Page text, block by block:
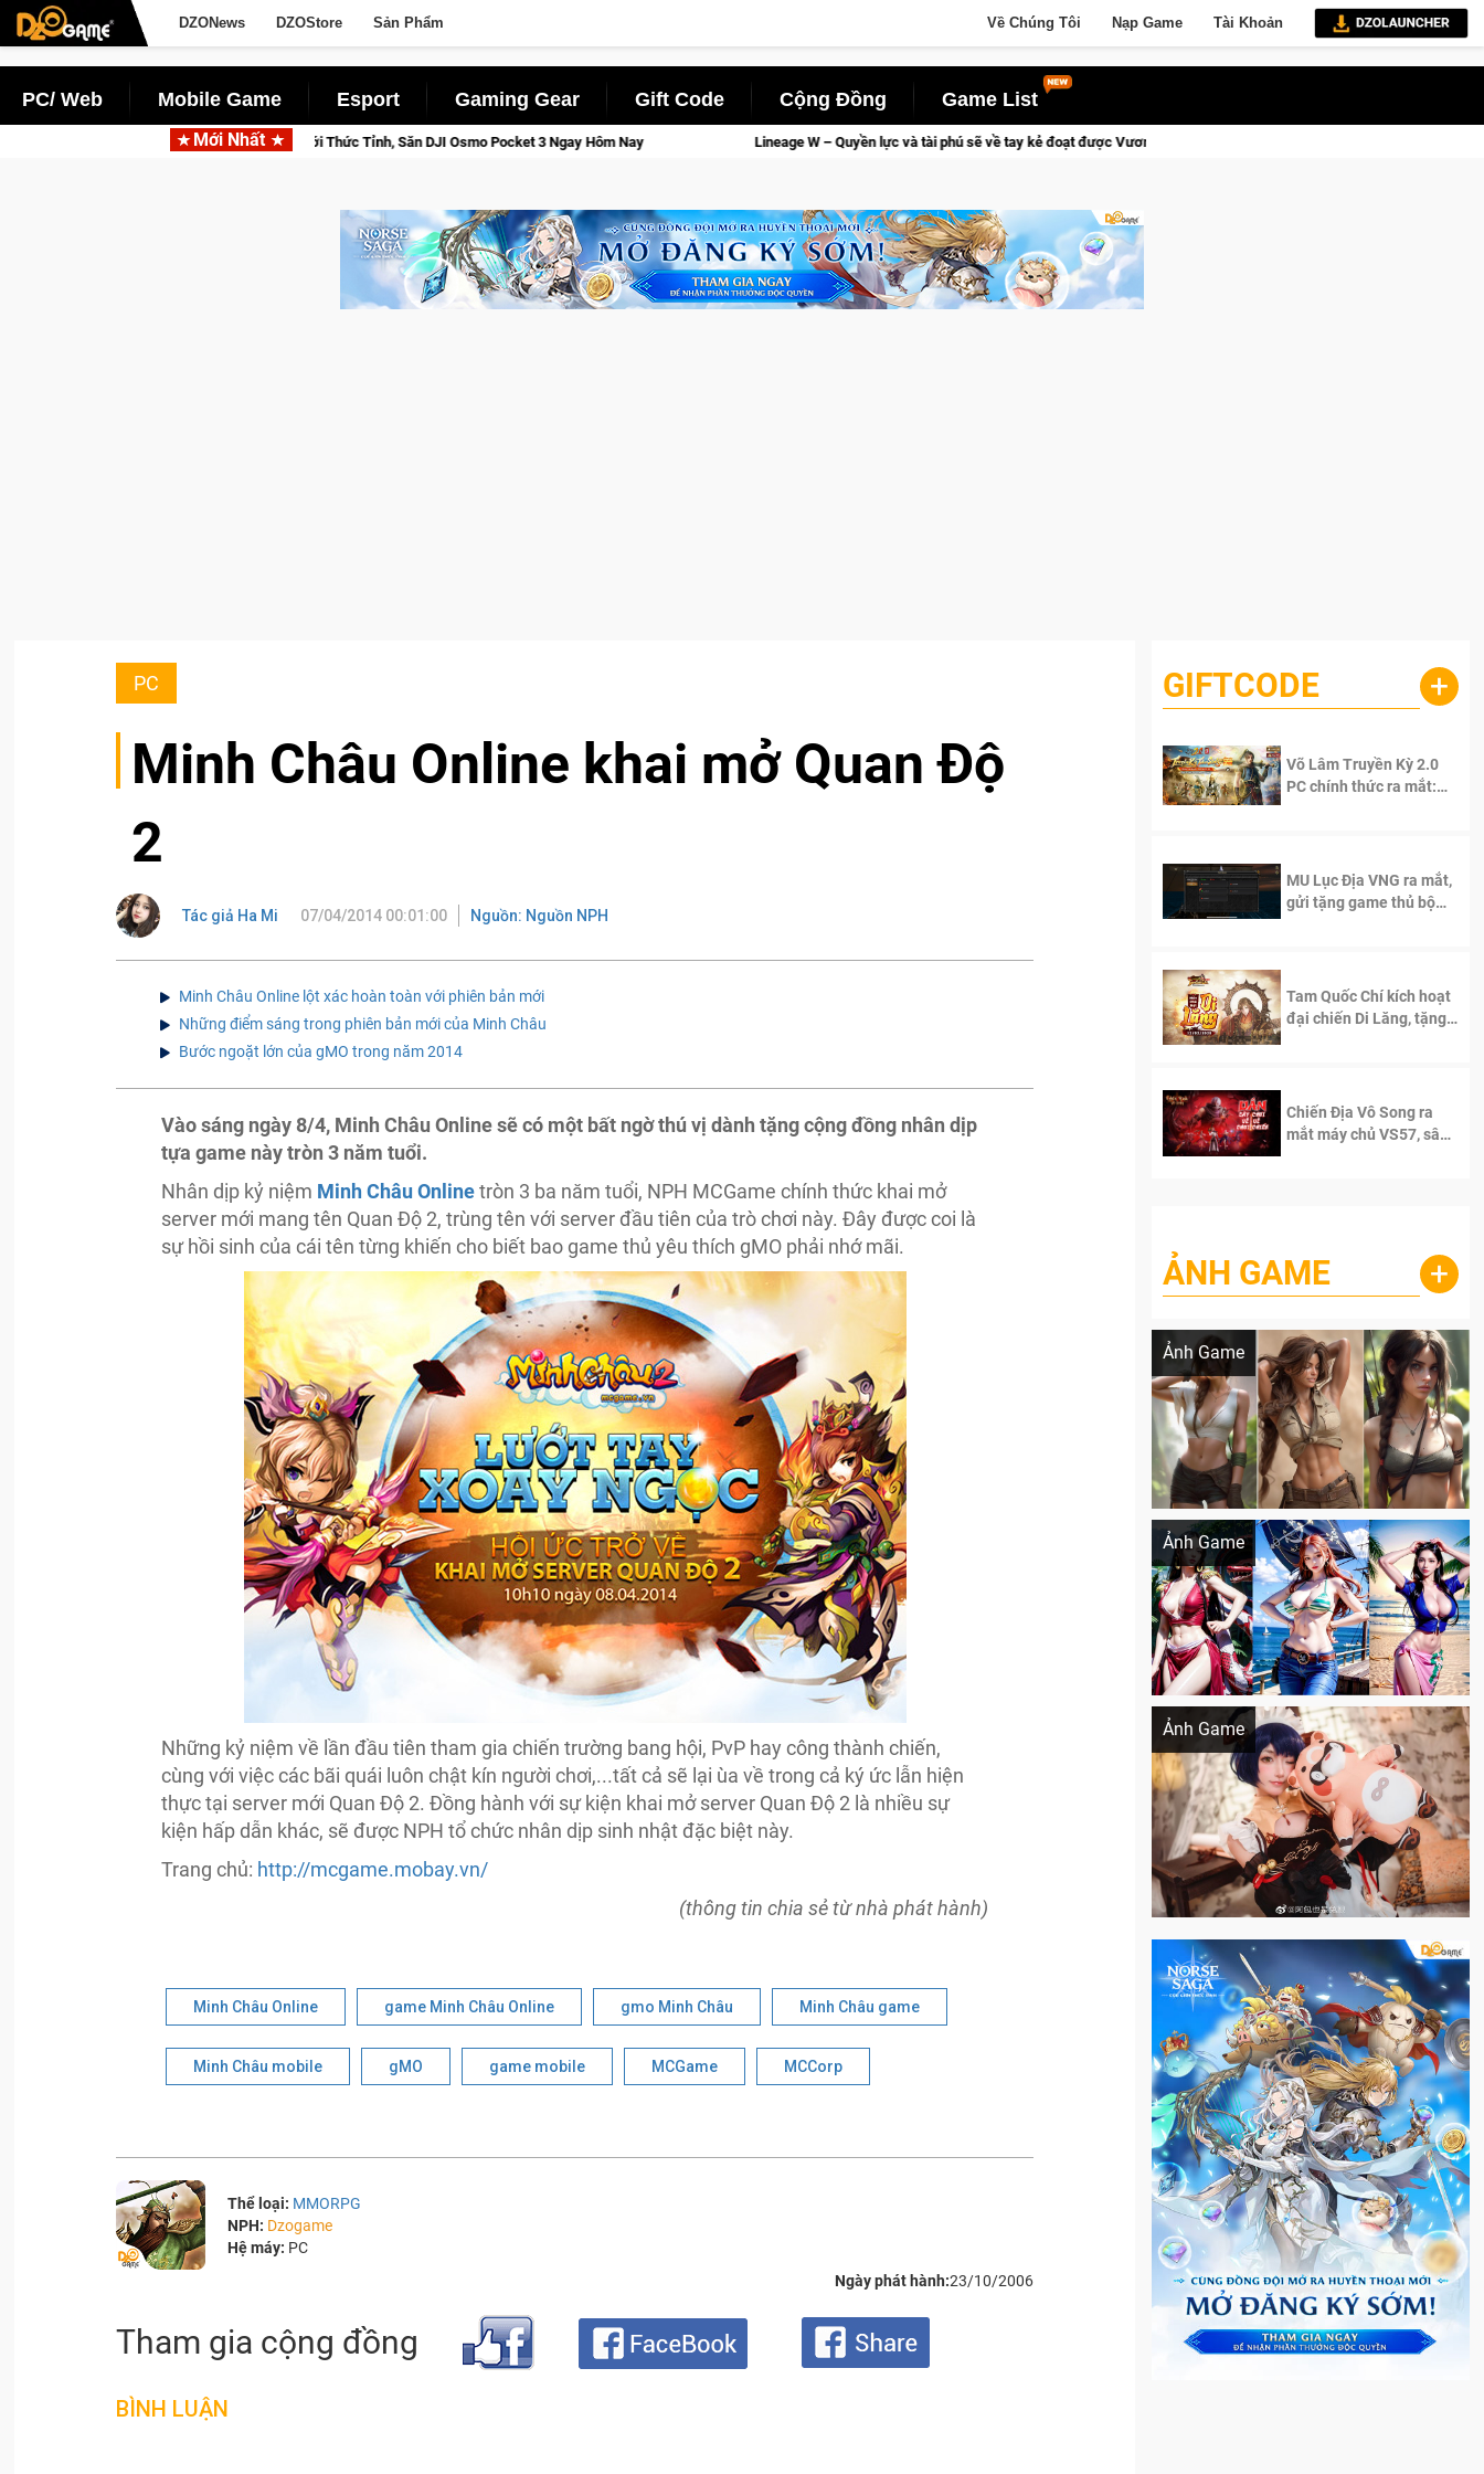
DZONews DZOStore Sản Phẩm Về Chúng Tôi Nạp Game Tài Khoản
PC/ Web Mobile Game Esport Gaming Gear Gift Code Cộng Đồng Game List
Mới Nhất
Saga: Cửu Giới Thức Tỉnh, Săn DJI Osmo Pocket 3 Ngay Hôm Nay Lineage W – Quyền lực và tài phú sẽ về tay kẻ đoạt được Vương Quyền thành Kent sắp tới!
PC
Minh Châu Online khai mở Quan Độ
2
Tác giả Ha Mi 07/04/2014 00:01:00 Nguồn: Nguồn NPH
Minh Châu Online lột xác hoàn toàn với phiên bản mới
Những điểm sáng trong phiên bản mới của Minh Châu
Bước ngoặt lớn của gMO trong năm 2014
Vào sáng ngày 8/4, Minh Châu Online sẽ có một bất ngờ thú vị dành tặng cộng đồng nhân dịp
tựa game này tròn 3 năm tuổi.
Nhân dịp kỷ niệm Minh Châu Onlinetròn 3 ba năm tuổi, NPH MCGame chính thức khai mở
server mới mang tên Quan Độ 2, trùng tên với server đầu tiên của trò chơi này. Đây được coi là
sự hồi sinh của cái tên từng khiến cho biết bao game thủ yêu thích gMO phải nhớ mãi.
Những kỷ niệm về lần đầu tiên tham gia chiến trường bang hội, PvP hay công thành chiến,
cùng với việc các bãi quái luôn chật kín người chơi,...tất cả sẽ lại ùa về trong cả ký ức lẫn hiện
thực tại server mới Quan Độ 2. Đồng hành với sự kiện khai mở server Quan Độ 2 là nhiều sự
kiện hấp dẫn khác, sẽ được NPH tổ chức nhân dịp sinh nhật đặc biệt này.
Trang chủ: http://mcgame.mobay.vn/
(thông tin chia sẻ từ nhà phát hành)
Minh Châu Online game Minh Châu Online gmo Minh Châu Minh Châu game
Minh Châu mobile gMO game mobile MCGame MCCorp
Thể loại: MMORPG
NPH: Dzogame
Hệ máy: PC
Ngày phát hành:23/10/2006
Tham gia cộng đồng
BÌNH LUẬN
GIFTCODE +
Võ Lâm Truyền Kỳ 2.0
PC chính thức ra mắt:
MU Lục Địa VNG ra mắt,
gửi tặng game thủ bộ
Tam Quốc Chí kích hoạt
đại chiến Di Lăng, tặng
Chiến Địa Vô Song ra
mắt máy chủ VS57, sân
ẢNH GAME +
Ảnh Game
Lala Croft vừa nóng vừa xinh dưới nét vẽ
Ảnh Game
Khi AI Cosplay gái đẹp One Piece
Ảnh Game
Cosplay Xiangling siêu cute